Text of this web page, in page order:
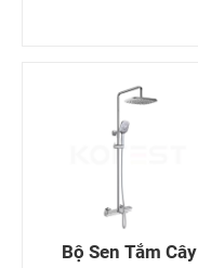
Bộ Sen Tắm Cây